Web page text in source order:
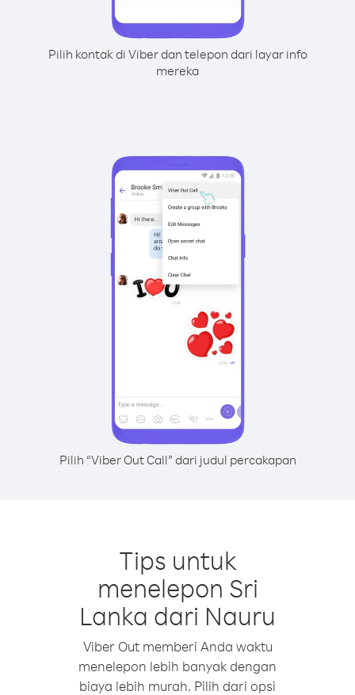
Pilih kontak di Viber dan telepon dari layar info
mereka
Pilih “Viber Out Call” dari judul percakapan
Tips untuk
menelepon Sri
Lanka dari Nauru
Viber Out memberi Anda waktu
menelepon lebih banyak dengan
biaya lebih murah. Pilih dari opsi